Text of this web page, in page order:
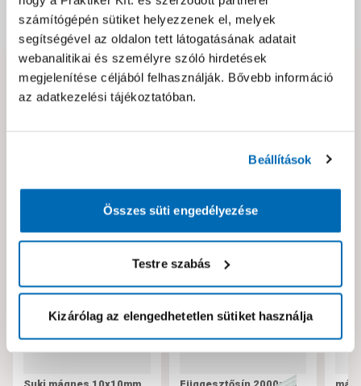
számítógépén sütiket helyezzenek el, melyek
segítségével az oldalon tett látogatásának adatait
webanalitikai és személyre szóló hirdetések
megjelenítése céljából felhasználják. Bővebb információ
az adatkezelési tájékoztatóban.
Beállítások
Összes süti engedélyezése
Testre szabás
Kizárólag az elengedhetetlen sütiket használja
Dokumentumok, felelős személy
Hibát találtál az oldalon vagy a termék leírásában?
Kérjük jelezd nekünk!